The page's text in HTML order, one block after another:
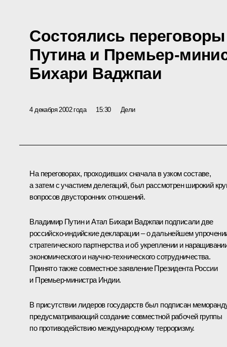
Состоялись
Путина и Премьер-
Бихари Ваджпаи
4 декабря 2002 года 15:30 Дели
На переговорах, проходивших сначала в узком составе,
а затем с участием делегаций, был рассмотрен широкий
вопросов двусторонних отношений.
Владимир Путин и Атал Бихари Ваджпаи подписали две
российско-индийские декларации – о дальнейшем
стратегического партнерства и об укреплении и
экономического и научно-технического сотрудничества.
Принято также совместное заявление Президента России
и Премьер-министра Индии.
В присутствии лидеров государств был подписан
предусматривающий создание совместной рабочей группы
по противодействию международному терроризму.